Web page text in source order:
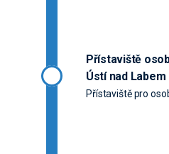
Přístaviště
Ústí nad Labem
Přístaviště pro